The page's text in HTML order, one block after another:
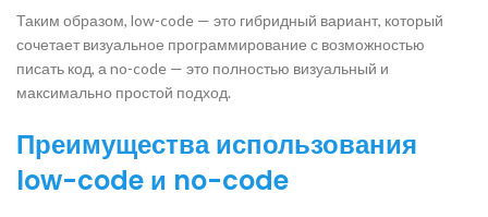
Таким образом, low-code — это гибридный вариант, который
сочетает визуальное программирование с возможностью
писать код, а no-code — это полностью визуальный и
максимально простой подход.
Преимущества использования
low-code и no-code